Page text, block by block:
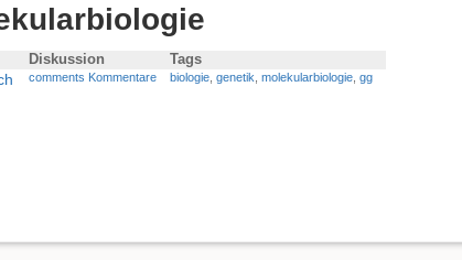
Diskussion Tags
comments Kommentare biologie genetik molekularbiologie gg